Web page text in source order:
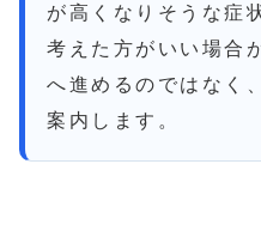
が高くなりそうな症
考えた方がいい場合
へ進めるのではなく
案内します。